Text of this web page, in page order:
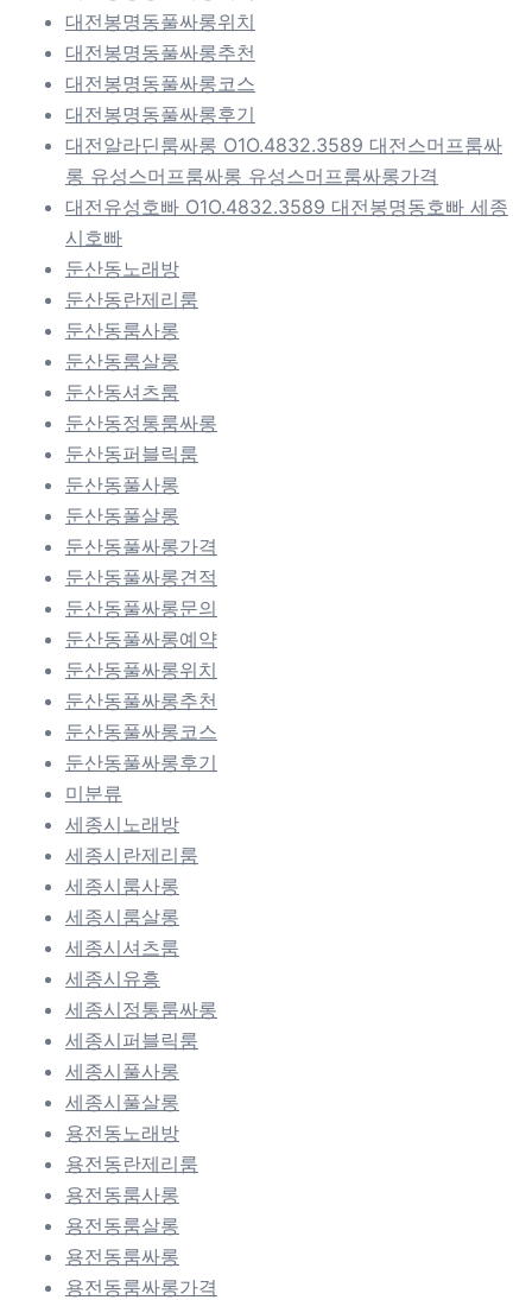
대전봉명동풀싸롱위치
대전봉명동풀싸롱추천
대전봉명동풀싸롱코스
대전봉명동풀싸롱후기
대전알라딘룸싸롱 O1O.4832.3589 대전스머프룸싸
롱 유성스머프룸싸롱 유성스머프룸싸롱가격
대전유성호빠 O1O.4832.3589 대전봉명동호빠 세종
시호빠
둔산동노래방
둔산동란제리룸
둔산동룸사롱
둔산동룸살롱
둔산동셔츠룸
둔산동정통룸싸롱
둔산동퍼블릭룸
둔산동풀사롱
둔산동풀살롱
둔산동풀싸롱가격
둔산동풀싸롱견적
둔산동풀싸롱문의
둔산동풀싸롱예약
둔산동풀싸롱위치
둔산동풀싸롱추천
둔산동풀싸롱코스
둔산동풀싸롱후기
미분류
세종시노래방
세종시란제리룸
세종시룸사롱
세종시룸살롱
세종시셔츠룸
세종시유흥
세종시정통룸싸롱
세종시퍼블릭룸
세종시풀사롱
세종시풀살롱
용전동노래방
용전동란제리룸
용전동룸사롱
용전동룸살롱
용전동룸싸롱
용전동룸싸롱가격